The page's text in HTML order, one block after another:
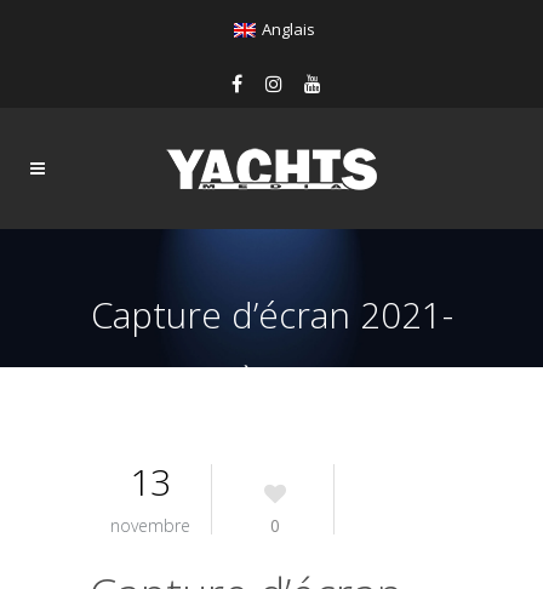
Anglais
Capture d’écran 2021-
11-13 à 12.33.22
13
novembre 0